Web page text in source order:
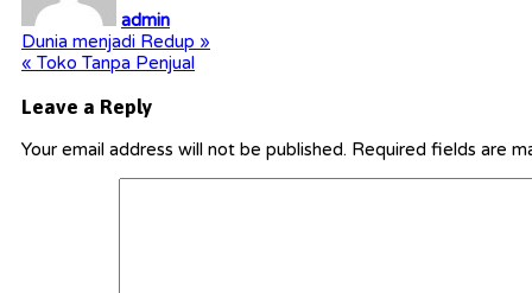
admin
Post
navigation
Dunia menjadi Redup »
« Toko Tanpa Penjual
Leave a Reply
Your email address will not be published. Required fields are